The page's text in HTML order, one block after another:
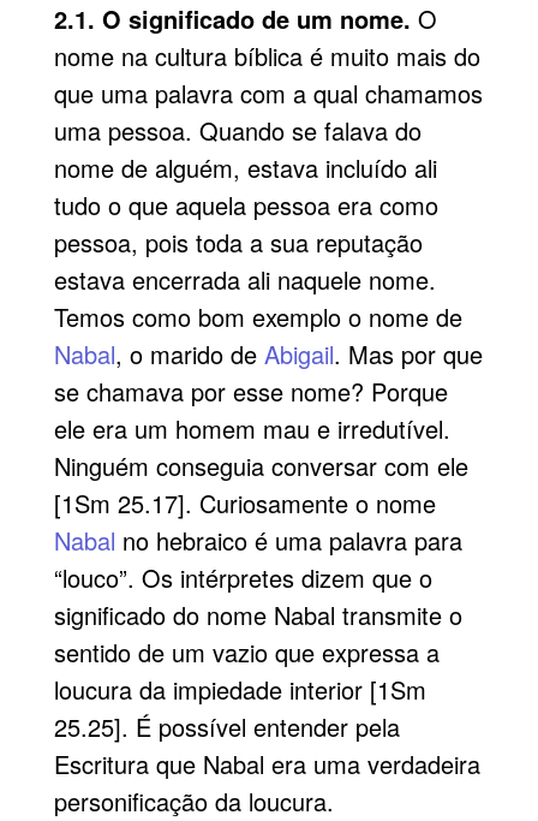
2.1. O significado de um nome. O
nome na cultura bíblica é muito mais do
que uma palavra com a qual chamamos
uma pessoa. Quando se falava do
nome de alguém, estava incluído ali
tudo o que aquela pessoa era como
pessoa, pois toda a sua reputação
estava encerrada ali naquele nome.
Temos como bom exemplo o nome de
Nabal, o marido de Abigail. Mas por que
se chamava por esse nome? Porque
ele era um homem mau e irredutível.
Ninguém conseguia conversar com ele
[1Sm 25.17]. Curiosamente o nome
Nabal no hebraico é uma palavra para
“louco”. Os intérpretes dizem que o
significado do nome Nabal transmite o
sentido de um vazio que expressa a
loucura da impiedade interior [1Sm
25.25]. É possível entender pela
Escritura que Nabal era uma verdadeira
personificação da loucura.